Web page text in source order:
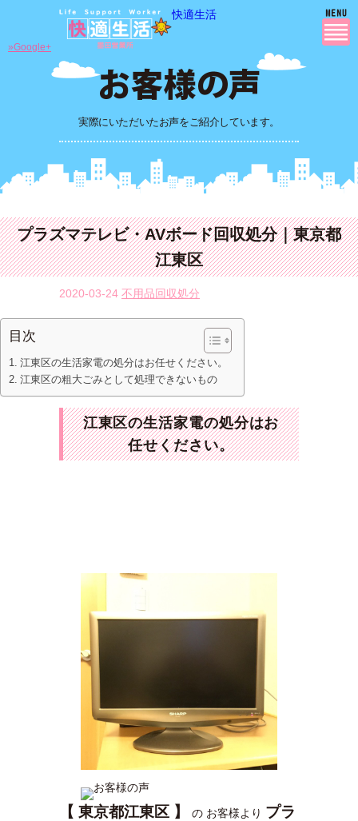
快適生活
実際にいただいたお声をご紹介しています。
»Google+
プラズマテレビ・AVボード回収処分｜東京都
江東区
2020-03-24 不用品回収処分
目次
江東区の生活家電の処分はお任せください。
江東区の粗大ごみとして処理できないもの
江東区の生活家電の処分はお
任せください。
【 東京都江東区 】 の お客様より プラ